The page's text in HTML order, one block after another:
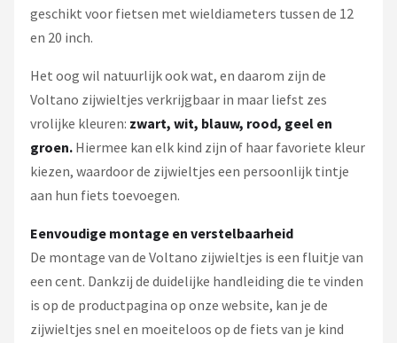
geschikt voor fietsen met wieldiameters tussen de 12
en 20 inch.
Het oog wil natuurlijk ook wat, en daarom zijn de
Voltano zijwieltjes verkrijgbaar in maar liefst zes
vrolijke kleuren: zwart, wit, blauw, rood, geel en
groen. Hiermee kan elk kind zijn of haar favoriete kleur
kiezen, waardoor de zijwieltjes een persoonlijk tintje
aan hun fiets toevoegen.
Eenvoudige montage en verstelbaarheid
De montage van de Voltano zijwieltjes is een fluitje van
een cent. Dankzij de duidelijke handleiding die te vinden
is op de productpagina op onze website, kan je de
zijwieltjes snel en moeiteloos op de fiets van je kind